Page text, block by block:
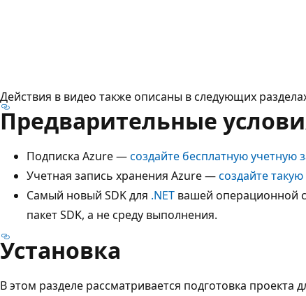
Действия в видео также описаны в следующих
Предварительные
Подписка Azure —создайте бесплатную учетную
Учетная запись хранения Azure —создайте
Самый новый SDK для .NET вашей операционной
пакет SDK, а не среду выполнения.
Установка
В этом разделе рассматривается подготовка проекта